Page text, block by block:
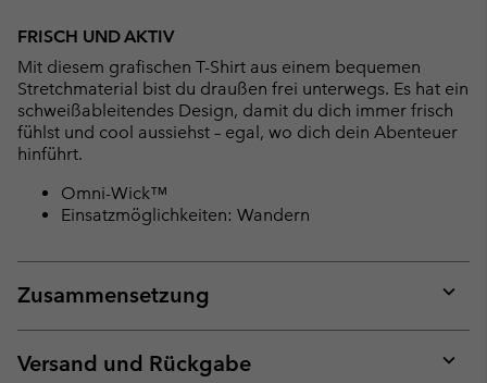
FRISCH UND AKTIV
Mit diesem grafischen T-Shirt aus einem bequemen
Stretchmaterial bist du draußen frei unterwegs. Es hat ein
schweißableitendes Design, damit du dich immer frisch
fühlst und cool aussiehst – egal, wo dich dein Abenteuer
hinführt.
Omni-Wick™
Einsatzmöglichkeiten: Wandern
Zusammensetzung
or
Versand und Rückgabe